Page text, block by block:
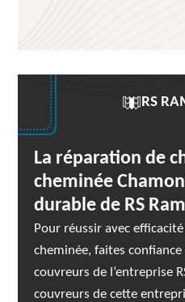
RS
La réparation de
cheminée
durable de RS
Pour réussir avec
cheminée, faites
couvreurs de l’entreprise
couvreurs de cette